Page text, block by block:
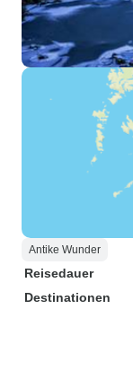
Antike Wunder
Reisedauer
Destinationen